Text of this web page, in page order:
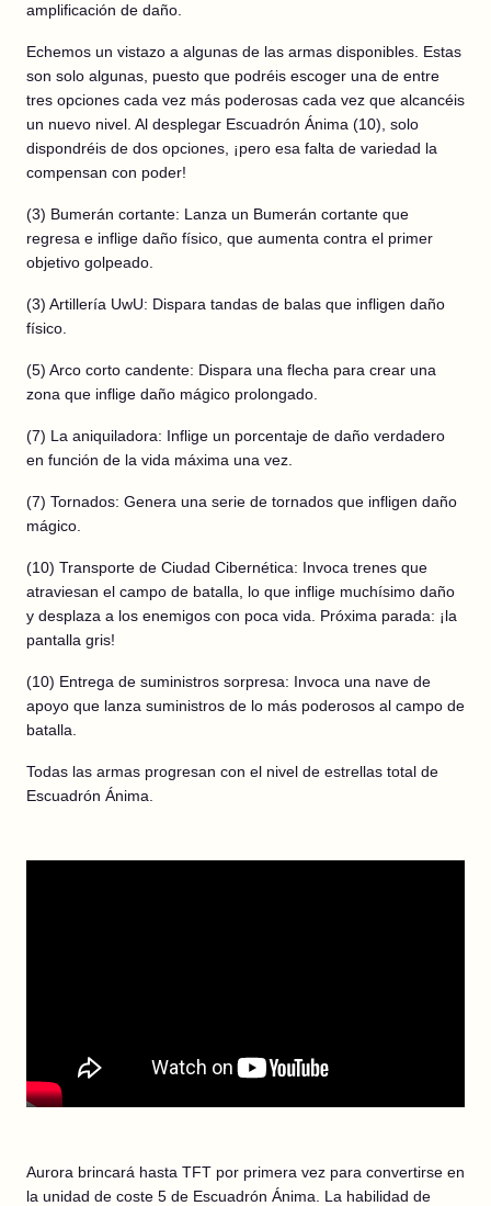
amplificación de daño.
Echemos un vistazo a algunas de las armas disponibles. Estas
son solo algunas, puesto que podréis escoger una de entre
tres opciones cada vez más poderosas cada vez que alcancéis
un nuevo nivel. Al desplegar Escuadrón Ánima (10), solo
dispondréis de dos opciones, ¡pero esa falta de variedad la
compensan con poder!
(3) Bumerán cortante: Lanza un Bumerán cortante que
regresa e inflige daño físico, que aumenta contra el primer
objetivo golpeado.
(3) Artillería UwU: Dispara tandas de balas que infligen daño
físico.
(5) Arco corto candente: Dispara una flecha para crear una
zona que inflige daño mágico prolongado.
(7) La aniquiladora: Inflige un porcentaje de daño verdadero
en función de la vida máxima una vez.
(7) Tornados: Genera una serie de tornados que infligen daño
mágico.
(10) Transporte de Ciudad Cibernética: Invoca trenes que
atraviesan el campo de batalla, lo que inflige muchísimo daño
y desplaza a los enemigos con poca vida. Próxima parada: ¡la
pantalla gris!
(10) Entrega de suministros sorpresa: Invoca una nave de
apoyo que lanza suministros de lo más poderosos al campo de
batalla.
Todas las armas progresan con el nivel de estrellas total de
Escuadrón Ánima.
Aurora brincará hasta TFT por primera vez para convertirse en
la unidad de coste 5 de Escuadrón Ánima. La habilidad de